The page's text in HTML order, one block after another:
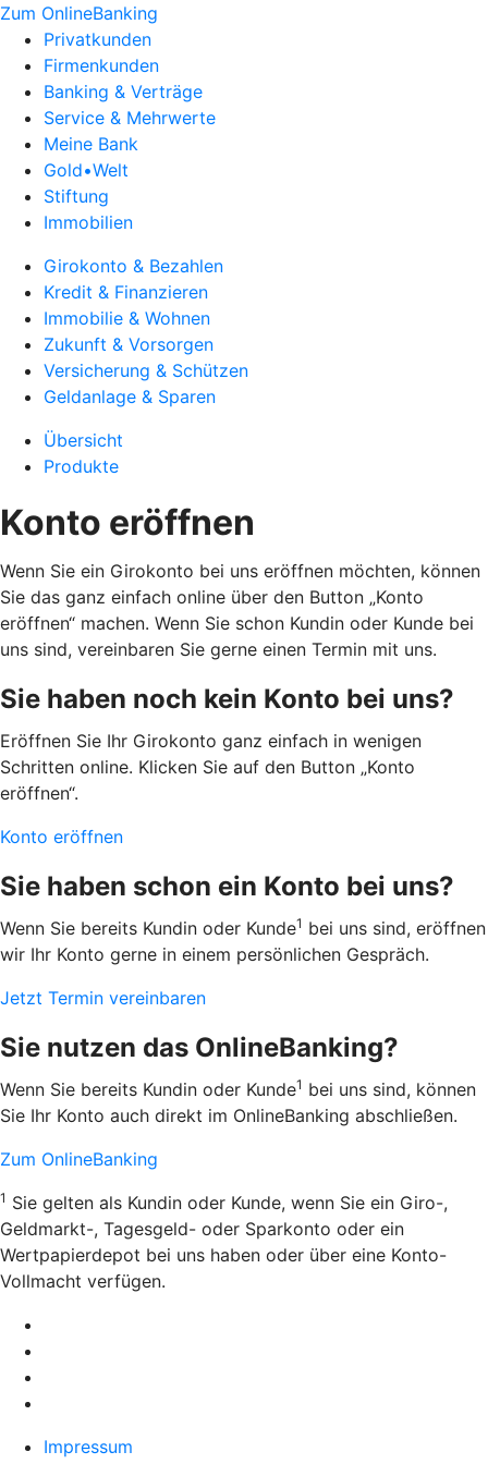
Zum OnlineBanking
Privatkunden
Firmenkunden
Banking & Verträge
Service & Mehrwerte
Meine Bank
Gold•Welt
Stiftung
Immobilien
Girokonto & Bezahlen
Kredit & Finanzieren
Immobilie & Wohnen
Zukunft & Vorsorgen
Versicherung & Schützen
Geldanlage & Sparen
Übersicht
Produkte
Konto eröffnen
Wenn Sie ein Girokonto bei uns eröffnen möchten, können
Sie das ganz einfach online über den Button „Konto
eröffnen“ machen. Wenn Sie schon Kundin oder Kunde bei
uns sind, vereinbaren Sie gerne einen Termin mit uns.
Sie haben noch kein Konto bei uns?
Eröffnen Sie Ihr Girokonto ganz einfach in wenigen
Schritten online. Klicken Sie auf den Button „Konto
eröffnen“.
Konto eröffnen
Sie haben schon ein Konto bei uns?
Wenn Sie bereits Kundin oder Kunde1 bei uns sind, eröffnen
wir Ihr Konto gerne in einem persönlichen Gespräch.
Jetzt Termin vereinbaren
Sie nutzen das OnlineBanking?
Wenn Sie bereits Kundin oder Kunde1 bei uns sind, können
Sie Ihr Konto auch direkt im OnlineBanking abschließen.
Zum OnlineBanking
1 Sie gelten als Kundin oder Kunde, wenn Sie ein Giro-,
Geldmarkt-, Tagesgeld- oder Sparkonto oder ein
Wertpapierdepot bei uns haben oder über eine Konto-
Vollmacht verfügen.
Impressum